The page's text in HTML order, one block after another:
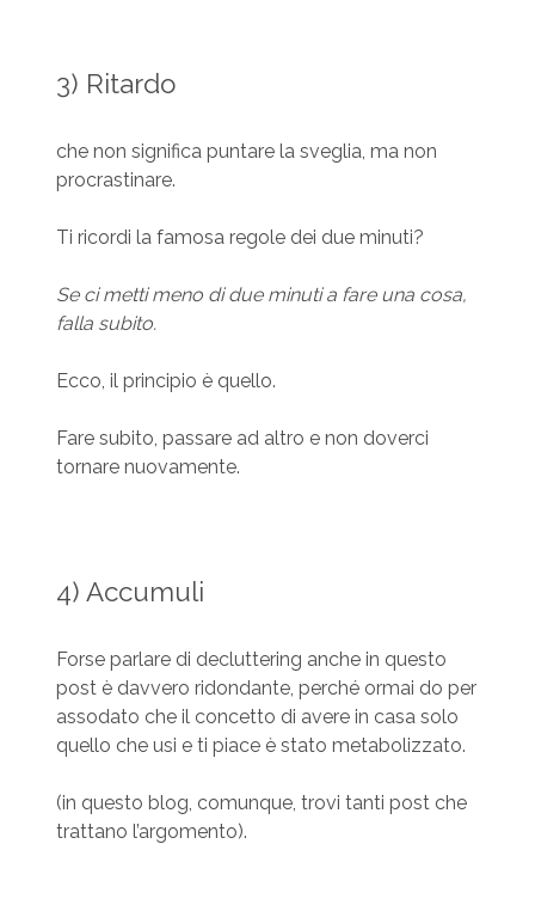
3) Ritardo
che non significa puntare la sveglia, ma non
procrastinare.
Ti ricordi la famosa regole dei due minuti?
Se ci metti meno di due minuti a fare una cosa,
falla subito.
Ecco, il principio è quello.
Fare subito, passare ad altro e non doverci
tornare nuovamente.
4) Accumuli
Forse parlare di decluttering anche in questo
post è davvero ridondante, perché ormai do per
assodato che il concetto di avere in casa solo
quello che usi e ti piace è stato metabolizzato.
(in questo blog, comunque, trovi tanti post che
trattano l’argomento).